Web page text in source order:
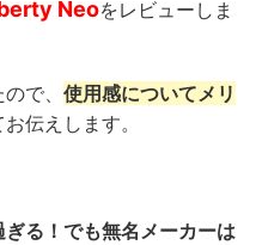
Neoをレビューしま
で、 使用感についてメリ
伝えします。
る！でも無名メーカーは